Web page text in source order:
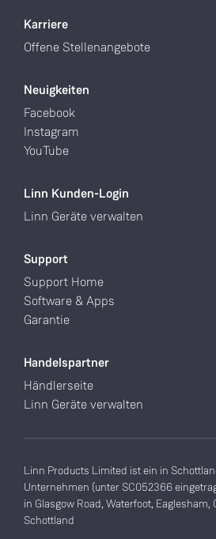
Karriere
Offene Stellenangebote
Neuigkeiten
Facebook
Instagram
YouTube
Linn Kunden-Login
Linn Geräte verwalten
Support
Support Home
Software & Apps
Garantie
Handelspartner
Händlerseite
Linn Geräte verwalten
Linn Products Limited ist ein in
Unternehmen (unter SC052366
in Glasgow Road, Waterfoot, Eaglesham,
Schottland